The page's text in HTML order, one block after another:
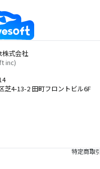
式会社
inc)
芝4-13-2 田町フロントビル6F
特定商取